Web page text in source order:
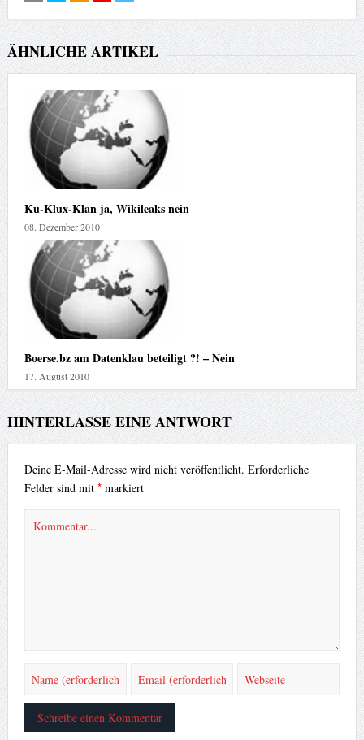
ÄHNLICHE ARTIKEL
Ku-Klux-Klan ja, Wikileaks nein
08. Dezember 2010
Boerse.bz am Datenklau beteiligt ?! – Nein
17. August 2010
HINTERLASSE EINE ANTWORT
Deine E-Mail-Adresse wird nicht veröffentlicht. Erforderliche
Felder sind mit *markiert